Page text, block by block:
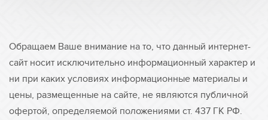
Обращаем Ваше внимание на то, что данный интернет-
сайт носит исключительно информационный характер и
ни при каких условиях информационные материалы и
цены, размещенные на сайте, не являются публичной
офертой, определяемой положениями ст. 437 ГК РФ.